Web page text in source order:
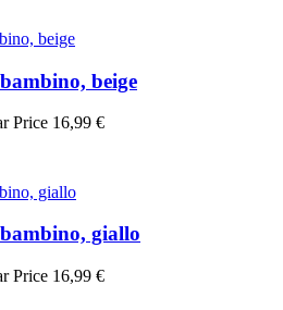
beige
Price 16,99 €
giallo
Price 16,99 €